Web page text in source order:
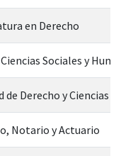
en Derecho
Sociales y
de Derecho y Ciencias
Notario y Actuario